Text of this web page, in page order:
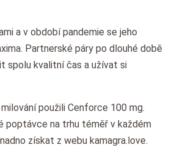
a v období pandemie se jeho
Partnerské páry po dlouhé době
kvalitní čas a užívat si
použili Cenforce 100 mg.
poptávce na trhu téměř v každém
získat z webu kamagra.love.